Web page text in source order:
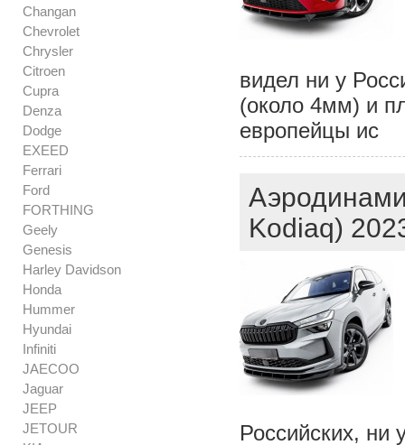
Changan
Chevrolet
Chrysler
Citroen
Cupra
Denza
Dodge
EXEED
Ferrari
Ford
FORTHING
Geely
Genesis
Harley Davidson
Honda
Hummer
Hyundai
Infiniti
JAECOO
Jaguar
JEEP
JETOUR
видел ни у
(около 4мм) и
европейцы ис
Kodiaq)
Российских, ни